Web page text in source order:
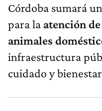
Córdoba sumará
para la atención
animales
infraestructura
cuidado y